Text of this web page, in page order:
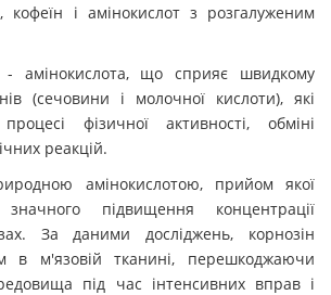
кофеїн і амінокислот з розгалуженим
амінокислота, що сприяє швидкому
(сечовини і молочної кислоти), які
фізичної активності, обміні
реакцій.
амінокислотою, прийом якої
підвищення концентрації
За даними досліджень, корнозін
в м'язовій тканині, перешкоджаючи
під час інтенсивних вправ і